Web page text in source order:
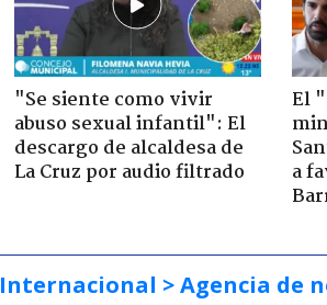
"Se siente como vivir
abuso sexual infantil": El
descargo de alcaldesa de
La Cruz por audio filtrado
El
a
Internacional > Agencia de